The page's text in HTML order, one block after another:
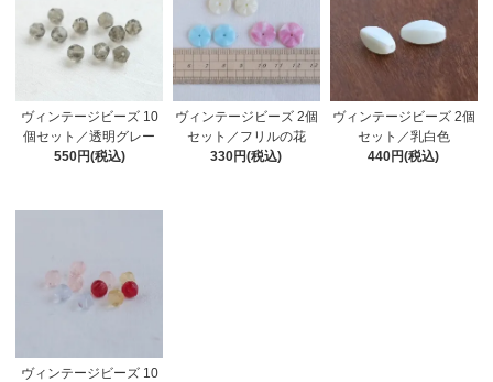
ヴィンテージビーズ 10
個セット／透明グレー
550円(税込)
ヴィンテージビーズ 2個
セット／フリルの花
330円(税込)
ヴィンテージビーズ 2個
セット／乳白色
440円(税込)
ヴィンテージビーズ 10